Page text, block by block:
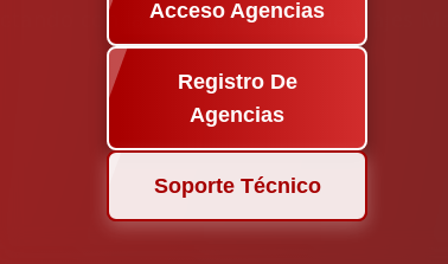
Acceso Agencias
Registro De
Agencias
Soporte Técnico